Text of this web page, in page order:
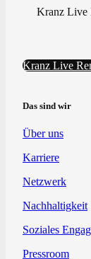
Kranz Live
Kranz Live
Das sind wir
Über uns
Karriere
Netzwerk
Nachhaltigkeit
Soziales
Pressroom